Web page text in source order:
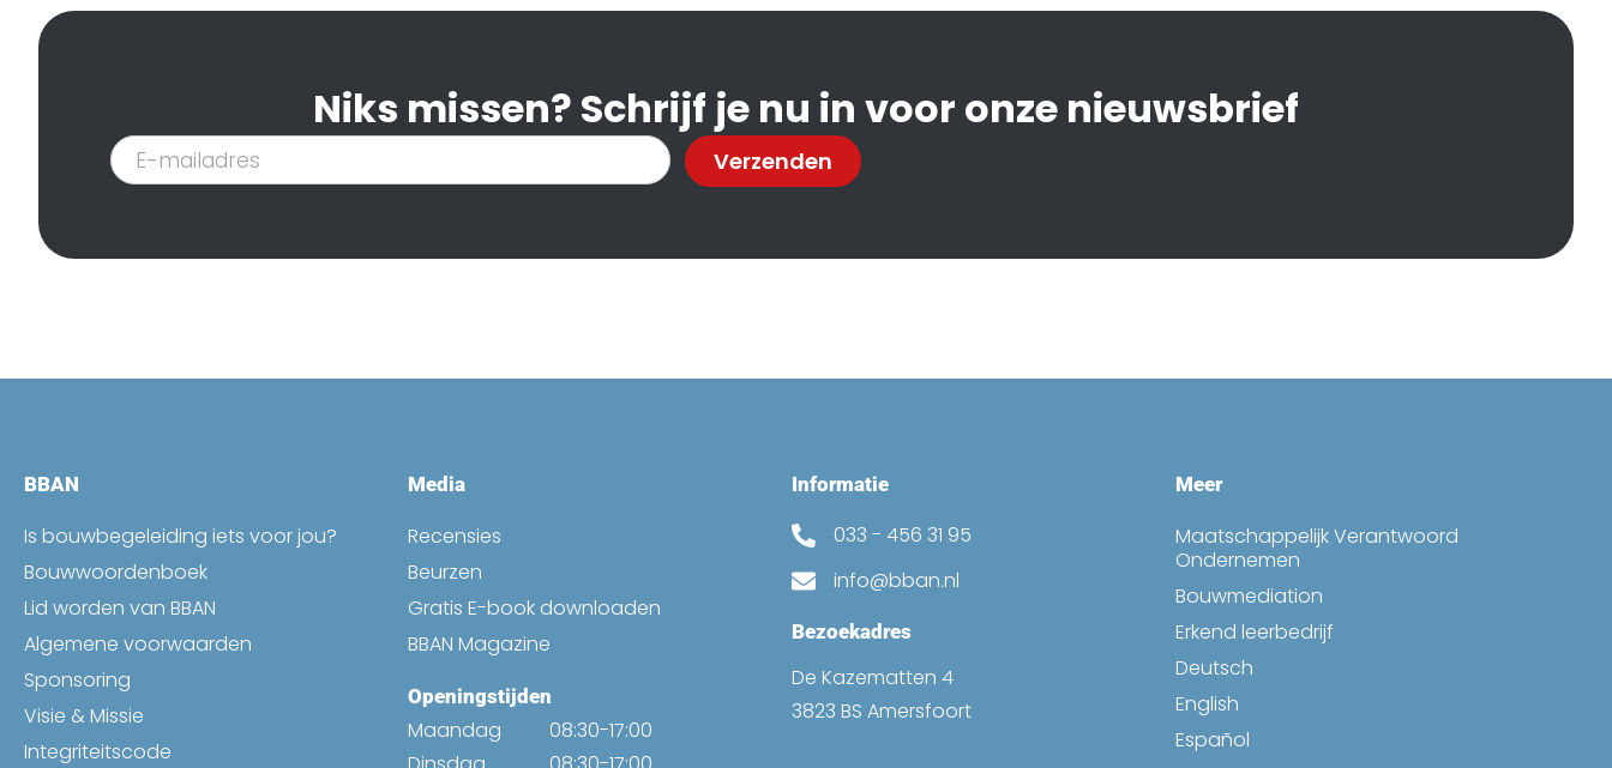
Niks missen? Schrijf je nu in voor onze nieuwsbrief
Inschrijven
nieuwsbrief
Verzenden
BBAN
Is bouwbegeleiding iets voor jou?
Bouwwoordenboek
Lid worden van BBAN
Algemene voorwaarden
Sponsoring
Visie & Missie
Integriteitscode
Media
Recensies
Beurzen
Gratis E-book downloaden
BBAN Magazine
Openingstijden
Maandag
08:30-17:00
Informatie
033 - 456 31 95
info@bban.nl
Bezoekadres
De Kazematten 4
3823 BS Amersfoort
Meer
Maatschappelijk Verantwoord
Ondernemen
Bouwmediation
Erkend leerbedrijf
Deutsch
English
Español